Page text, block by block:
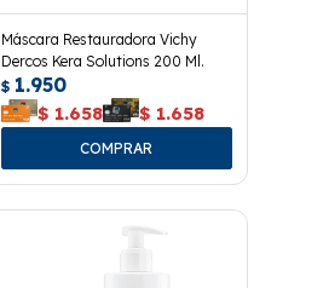
Máscara Restauradora Vichy
Dercos Kera Solutions 200 Ml.
$ 1.950
$ 1.658 $ 1.658